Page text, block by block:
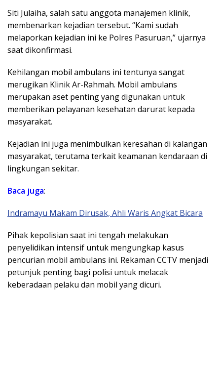
Siti Julaiha, salah satu anggota manajemen klinik,
membenarkan kejadian tersebut. “Kami sudah
melaporkan kejadian ini ke Polres Pasuruan,” ujarnya
saat dikonfirmasi.
Kehilangan mobil ambulans ini tentunya sangat
merugikan Klinik Ar-Rahmah. Mobil ambulans
merupakan aset penting yang digunakan untuk
memberikan pelayanan kesehatan darurat kepada
masyarakat.
Kejadian ini juga menimbulkan keresahan di kalangan
masyarakat, terutama terkait keamanan kendaraan di
lingkungan sekitar.
Baca juga:
Indramayu Makam Dirusak, Ahli Waris Angkat Bicara
Pihak kepolisian saat ini tengah melakukan
penyelidikan intensif untuk mengungkap kasus
pencurian mobil ambulans ini. Rekaman CCTV menjadi
petunjuk penting bagi polisi untuk melacak
keberadaan pelaku dan mobil yang dicuri.